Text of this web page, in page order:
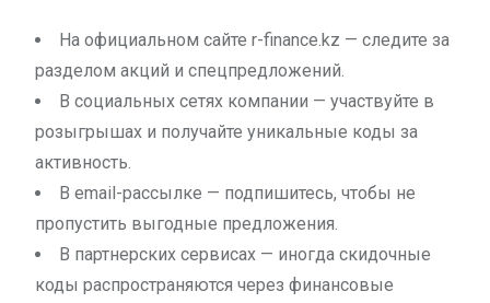
На официальном сайте r-finance.kz — следите за
разделом акций и спецпредложений.
В социальных сетях компании — участвуйте в
розыгрышах и получайте уникальные коды за
активность.
В email-рассылке — подпишитесь, чтобы не
пропустить выгодные предложения.
В партнерских сервисах — иногда скидочные
коды распространяются через финансовые